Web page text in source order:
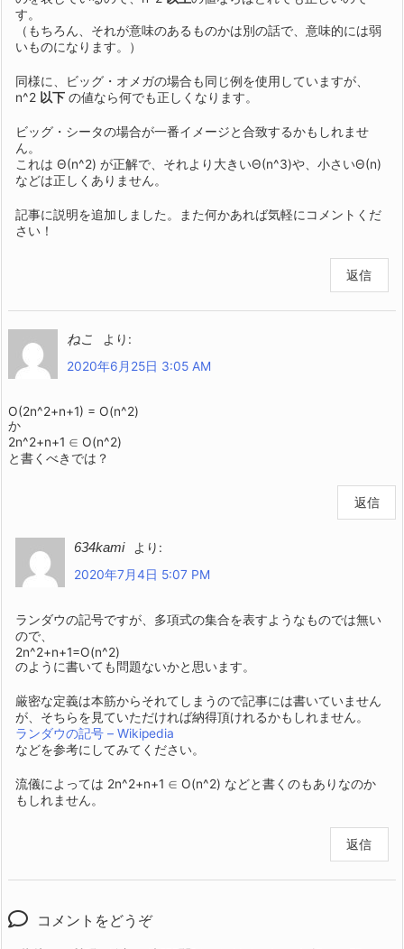
す。
（もちろん、それが意味のあるものかは別の話で、意味的には弱
いものになります。）
同様に、ビッグ・オメガの場合も同じ例を使用していますが、
n^2 以下 の値なら何でも正しくなります。
ビッグ・シータの場合が一番イメージと合致するかもしれませ
ん。
これは Θ(n^2) が正解で、それより大きいΘ(n^3)や、小さいΘ(n)
などは正しくありません。
記事に説明を追加しました。また何かあれば気軽にコメントくだ
さい！
返信
ねこ
より:
2020年6月25日 3:05 AM
O(2n^2+n+1) = O(n^2)
か
2n^2+n+1 ∈ O(n^2)
と書くべきでは？
返信
634kami
より:
2020年7月4日 5:07 PM
ランダウの記号ですが、多項式の集合を表すようなものでは無い
ので、
2n^2+n+1=O(n^2)
のように書いても問題ないかと思います。
厳密な定義は本筋からそれてしまうので記事には書いていません
が、そちらを見ていただければ納得頂けれるかもしれません。
ランダウの記号 – Wikipedia
などを参考にしてみてください。
流儀によっては 2n^2+n+1 ∈ O(n^2) などと書くのもありなのか
もしれません。
返信
コメントをどうぞ